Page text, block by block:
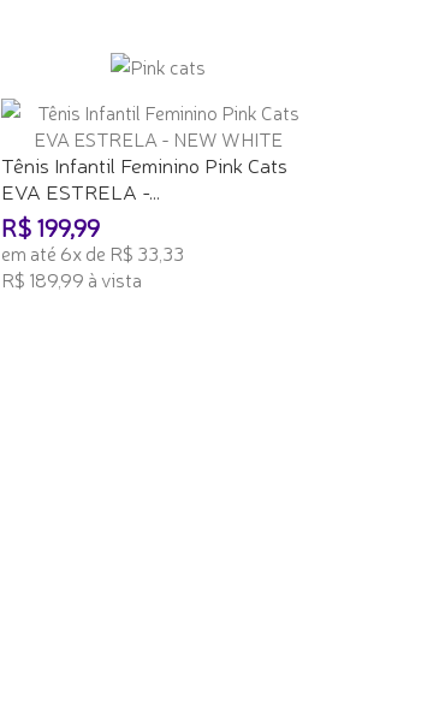
Tênis Infantil Feminino Pink Cats
EVA ESTRELA -...
R$ 199,99
em até 6x de R$ 33,33
R$ 189,99 à vista